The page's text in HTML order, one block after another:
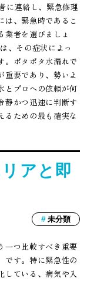
に連絡し、緊急修理
は、緊急時であるこ
業者を選びましょ
、その症状によっ
。ポタポタ水漏れで
重要であり、勢いよ
とプロへの依頼が何
静かつ迅速に判断す
るための最も確実な
アと即
未分類
一つ比較すべき重要
です。特に緊急性の
している、病気や入